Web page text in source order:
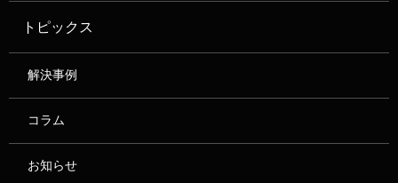
トピックス
解決事例
コラム
お知らせ